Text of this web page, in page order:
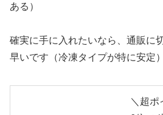
ある）
確実に手に入れたいなら、通販に
早いです（冷凍タイプが特に安定）
＼超ポ